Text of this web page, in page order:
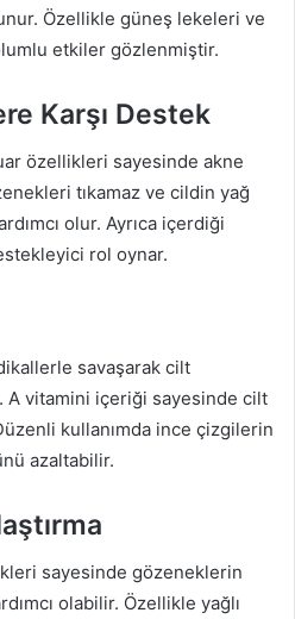
Özellikle güneş lekeleri ve
etkiler gözlenmiştir.
Karşı Destek
özellikleri sayesinde akne
tıkamaz ve cildin yağ
olur. Ayrıca içerdiği
rol oynar.
savaşarak cilt
A vitamini içeriği sayesinde cilt
kullanımda ince çizgilerin
azaltabilir.
sayesinde gözeneklerin
olabilir. Özellikle yağlı